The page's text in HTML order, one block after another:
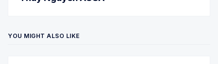
YOU MIGHT ALSO LIKE